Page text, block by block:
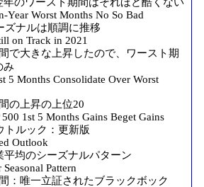
Year Worst Months No So Bad
ズナルは順調に推移
on Track in 2021
で大きな上昇したので、ワースト期
み
5 Months Consolidate Over Worst
の上昇の上位20
1st 5 Months Gains Beget Gains
トルック：更新版
Outlook
平均のシーズナルパターン
Pattern
：唯一立証されたブラックボック